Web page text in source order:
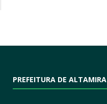
PREFEITURA DE ALTAMIRA